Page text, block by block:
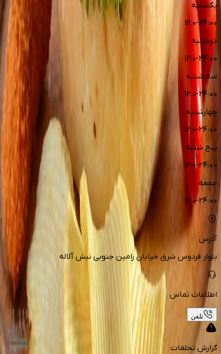
یکشنبه
12:0-24:00
دوشنبه
12:0-24:00
سه شنبه
12:0-24:00
چهارشنبه
12:0-24:00
پنج شنبه
12:0-24:00
جمعه
12:0-24:00
آدرس
بلوار فردوس شرق خیابان رامین جنوبی نبش آلاله
اطلاعات تماس
تلفن
گزارش تخلفات